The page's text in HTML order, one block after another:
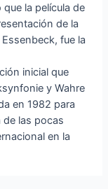
la película de
de la
fue la
inicial que
y Wahre
en 1982 para
de las pocas
en la